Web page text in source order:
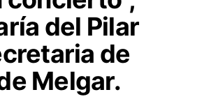
del Pilar
de
Melgar.